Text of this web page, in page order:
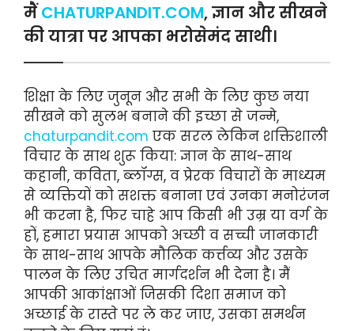
मैंCHATURPANDIT.COM, ज्ञान और सीखने
की यात्रा पर आपका भरोसेमंद साथी।
शिक्षा के लिए जुनून और सभी के लिए कुछ नया
सीखने को सुलभ बनाने की इच्छा से जन्मे,
chaturpandit.com एक सरल लेकिन शक्तिशाली
विचार के साथ शुरू किया: ज्ञान के साथ-साथ
कहानी, कविता, ब्लॉग्स, व प्रेरक विचारों के माध्यम
से व्यक्तियों को सशक्त बनाना एवं उनका मनोरंजन
भी करना है, फिर चाहे आप किसी भी उम्र या वर्ग के
हों, हमारा प्रयास आपको अच्छी व सच्ची जानकारी
के साथ-साथ आपके मौलिक कर्त्तव्य और उसके
पालन के लिए उचित मार्गदर्शन भी देना है। मैं
आपकी आकांक्षाओं जिसकी दिशा समाज को
अच्छाई के रास्ते पर ले कर जाए, उसका समर्थन